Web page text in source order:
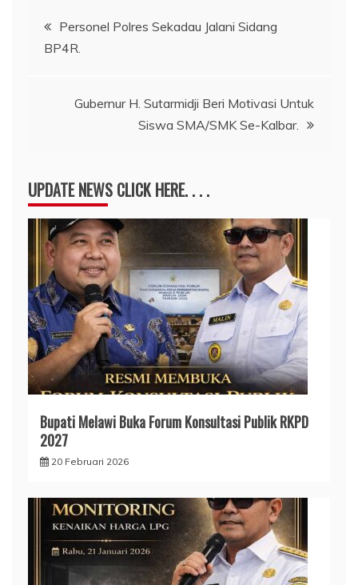
Navigasi
pos
Personel Polres Sekadau Jalani Sidang
BP4R.
Gubernur H. Sutarmidji Beri Motivasi Untuk
Siswa SMA/SMK Se-Kalbar.
UPDATE NEWS CLICK HERE. . . .
Bupati Melawi Buka Forum Konsultasi Publik RKPD
2027
20 Februari 2026